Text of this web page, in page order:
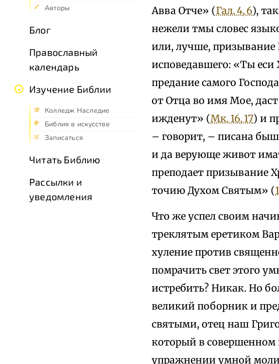
Авторы
Блог
Православный
календарь
Изучение Библии
Колледж Наследие
Библия в искусстве
Записаться
Читать Библию
Рассылки и
уведомления
Авва Отче» (Гал. 4, 6),
нежели тмы словес
или, лучше, призывание
исповедавшего: «Ты
предание самого
от Отца во имя Мое,
ижденут» (Мк. 16, 17) и
– говорит, – писана
и да верующе живот
преподает призывание
точию Духом Святым» (
Что же успел своим
треклятым еретиком
хуление против
помрачить свет этого
истребить? Никак. Но
великий поборник и
святыми, отец наш
который в
упражнении умной